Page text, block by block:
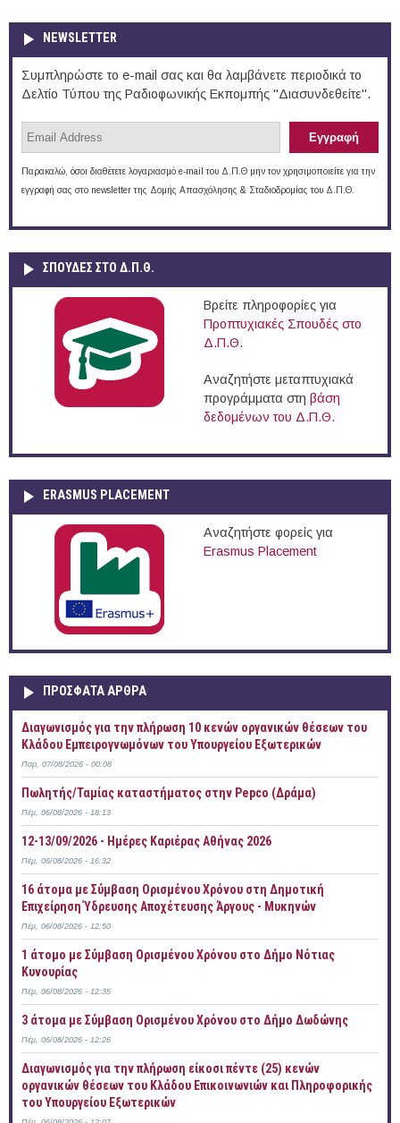
NEWSLETTER
Συμπληρώστε το e-mail σας και θα λαμβάνετε περιοδικά το
Δελτίο Τύπου της Ραδιοφωνικής Εκπομπής "Διασυνδεθείτε".
Παρακαλώ, όσοι διαθέτετε λογαριασμό e-mail του Δ.Π.Θ μην τον χρησιμοποιείτε για την
εγγραφή σας στο newsletter της Δομής Απασχόλησης & Σταδιοδρομίας του Δ.Π.Θ.
ΣΠΟΥΔΈΣ ΣΤΟ Δ.Π.Θ.
Βρείτε πληροφορίες για
Προπτυχιακές Σπουδές στο
Δ.Π.Θ.
Αναζητήστε μεταπτυχιακά
προγράμματα στη βάση
δεδομένων του Δ.Π.Θ.
ERASMUS PLACEMENT
Αναζητήστε φορείς για
Erasmus Placement
ΠΡOΣΦΑΤΑ AΡΘΡΑ
Διαγωνισμός για την πλήρωση 10 κενών οργανικών θέσεων του
Κλάδου Εμπειρογνωμόνων του Υπουργείου Εξωτερικών
Παρ, 07/08/2026 - 00:08
Πωλητής/Ταμίας καταστήματος στην Pepco (Δράμα)
Πέμ, 06/08/2026 - 18:13
12-13/09/2026 - Ημέρες Καριέρας Αθήνας 2026
Πέμ, 06/08/2026 - 16:32
16 άτομα με Σύμβαση Ορισμένου Χρόνου στη Δημοτική
Επιχείρηση Ύδρευσης Αποχέτευσης Άργους - Μυκηνών
Πέμ, 06/08/2026 - 12:50
1 άτομο με Σύμβαση Ορισμένου Χρόνου στο Δήμο Νότιας
Κυνουρίας
Πέμ, 06/08/2026 - 12:35
3 άτομα με Σύμβαση Ορισμένου Χρόνου στο Δήμο Δωδώνης
Πέμ, 06/08/2026 - 12:26
Διαγωνισμός για την πλήρωση είκοσι πέντε (25) κενών
οργανικών θέσεων του Κλάδου Επικοινωνιών και Πληροφορικής
του Υπουργείου Εξωτερικών